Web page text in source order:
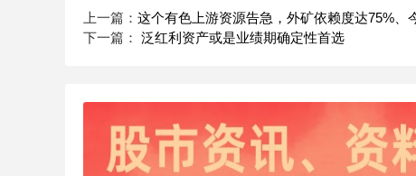
上一篇： 这个有色上游资源告急，外矿依赖度达75%、
下一篇： 泛红利资产或是业绩期确定性首选